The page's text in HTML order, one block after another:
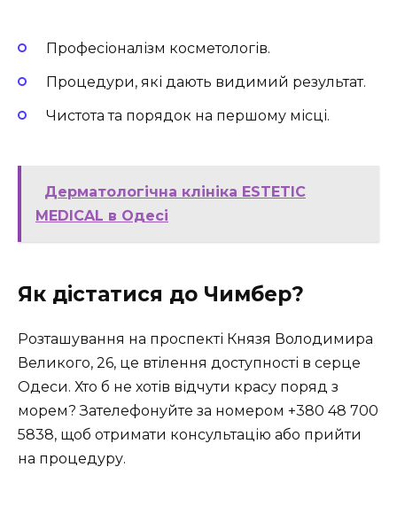
Професіоналізм косметологів.
Процедури, які дають видимий результат.
Чистота та порядок на першому місці.
Дерматологічна клініка ESTETIC
MEDICAL в Одесі
Як дістатися до Чимбер?
Розташування на проспекті Князя Володимира
Великого, 26, це втілення доступності в серце
Одеси. Хто б не хотів відчути красу поряд з
морем? Зателефонуйте за номером +380 48 700
5838, щоб отримати консультацію або прийти
на процедуру.